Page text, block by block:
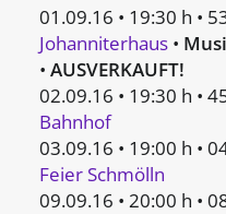
01.09.16 • 19:30 h •
Johanniterhaus •
• AUSVERKAUFT!
02.09.16 • 19:30 h •
Bahnhof
03.09.16 • 19:00 h •
Feier Schmölln
09.09.16 • 20:00 h •